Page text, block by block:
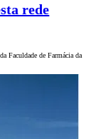
rede
Faculdade de Farmácia da